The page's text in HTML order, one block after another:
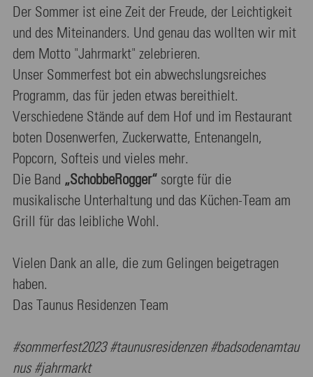
Der Sommer ist eine Zeit der Freude, der Leichtigkeit
und des Miteinanders. Und genau das wollten wir mit
dem Motto "Jahrmarkt" zelebrieren.
Unser Sommerfest bot ein abwechslungsreiches
Programm, das für jeden etwas bereithielt.
Verschiedene Stände auf dem Hof und im Restaurant
boten Dosenwerfen, Zuckerwatte, Entenangeln,
Popcorn, Softeis und vieles mehr.
Die Band „SchobbeRogger“ sorgte für die
musikalische Unterhaltung und das Küchen-Team am
Grill für das leibliche Wohl.
Vielen Dank an alle, die zum Gelingen beigetragen
haben.
Das Taunus Residenzen Team
#sommerfest2023 #taunusresidenzen #badsodenamtau
nus #jahrmarkt